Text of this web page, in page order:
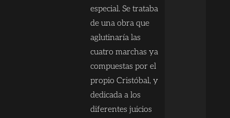
especial. Se trataba
de una obra que
aglutinaría las
cuatro marchas ya
compuestas por el
propio Cristóbal, y
dedicada a los
diferentes juicios